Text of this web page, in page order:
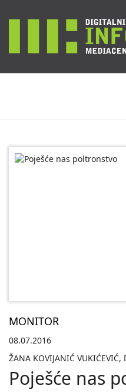
MONITOR
08.07.2016
ŽANA KOVIJANIĆ VUKIĆEVIĆ,
Poješće nas